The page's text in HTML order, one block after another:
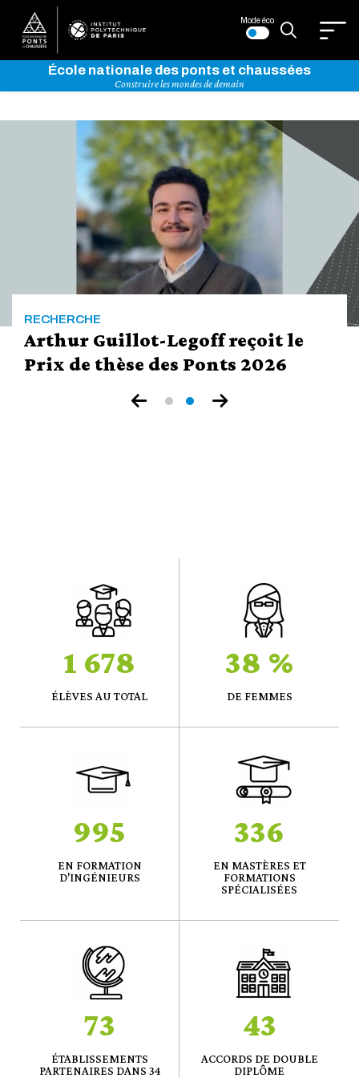
Mode éco
École nationale des ponts et chaussées
Construire les mondes de demain
Bienvenue
l'Institut
Polytechnique
de
Paris
RECHERCHE
Arthur Guillot-Legoff reçoit le
Prix de thèse des Ponts 2026
1 678
ÉLÈVES AU TOTAL
38 %
DE FEMMES
995
EN FORMATION
D'INGÉNIEURS
336
EN MASTÈRES ET
FORMATIONS
SPÉCIALISÉES
73
ÉTABLISSEMENTS
PARTENAIRES DANS 34
43
ACCORDS DE DOUBLE
DIPLÔME